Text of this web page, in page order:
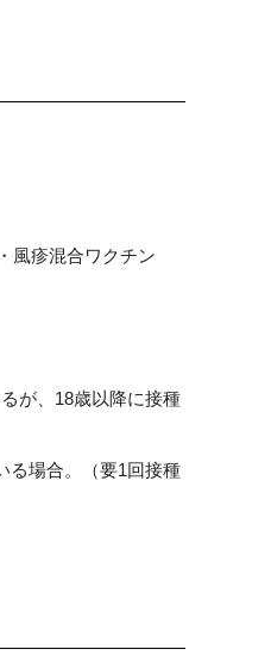
風疹混合ワクチン
が、18歳以降に接種
る場合。（要1回接種